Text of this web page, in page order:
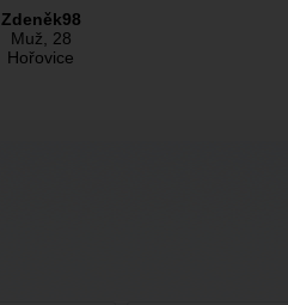
Zdeněk98
Muž, 28
Hořovice